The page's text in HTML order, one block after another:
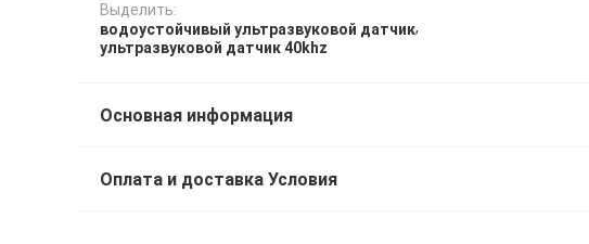
Выделить:
водоустойчивый ультразвуковой датчик,
ультразвуковой датчик 40khz
Основная информация
Оплата и доставка Условия